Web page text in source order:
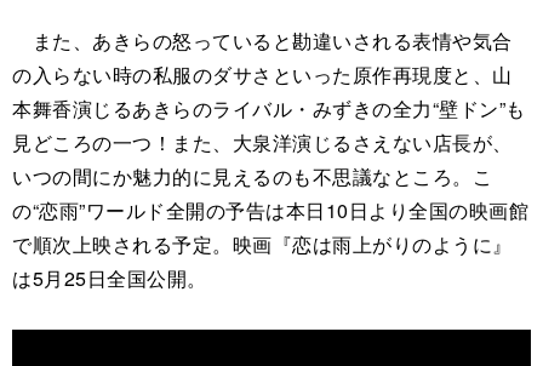
また、あきらの怒っていると勘違いされる表情や気合
の入らない時の私服のダサさといった原作再現度と、山
本舞香演じるあきらのライバル・みずきの全力“壁ドン”も
見どころの一つ！また、大泉洋演じるさえない店長が、
いつの間にか魅力的に見えるのも不思議なところ。こ
の“恋雨”ワールド全開の予告は本日10日より全国の映画館
で順次上映される予定。映画『恋は雨上がりのように』
は5月25日全国公開。